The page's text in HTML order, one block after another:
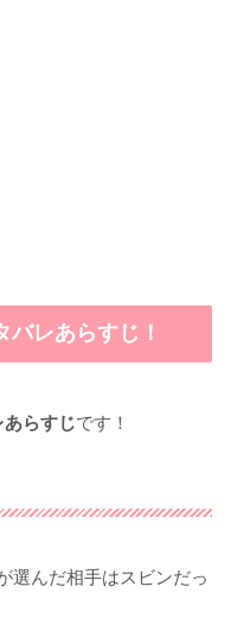
バレあらすじ！
らすじです！
選んだ相手はスビンだっ